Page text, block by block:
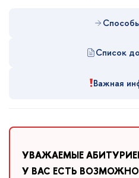
Список
!Важная
УВАЖАЕМЫЕ
У ВАС ЕСТЬ